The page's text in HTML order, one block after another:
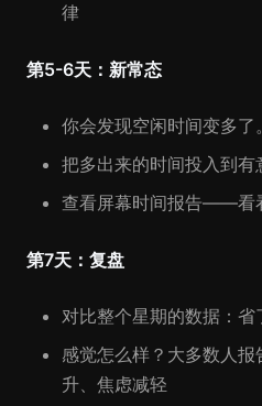
律
第5-6天：新常态
你会发现空闲时间变多了
把多出来的时间投入到有
查看屏幕时间报告——看
第7天：复盘
对比整个星期的数据：省
感觉怎么样？大多数人
升、焦虑减轻